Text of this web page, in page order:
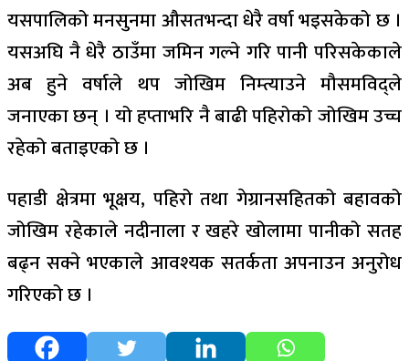
यसपालिको मनसुनमा औसतभन्दा धेरै वर्षा भइसकेको छ ।
यसअघि नै धेरै ठाउँमा जमिन गल्ने गरि पानी परिसकेकाले
अब हुने वर्षाले थप जोखिम निम्त्याउने मौसमविद्ले
जनाएका छन् । यो हप्ताभरि नै बाढी पहिरोको जोखिम उच्च
रहेको बताइएको छ ।
पहाडी क्षेत्रमा भूक्षय, पहिरो तथा गेग्रानसहितको बहावको
जोखिम रहेकाले नदीनाला र खहरे खोलामा पानीको सतह
बढ्न सक्ने भएकाले आवश्यक सतर्कता अपनाउन अनुरोध
गरिएको छ ।